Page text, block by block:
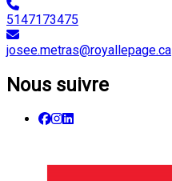
5147173475
josee.metras@royallepage.ca
Nous suivre